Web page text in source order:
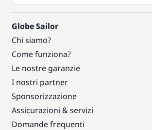
Globe Sailor
Chi siamo?
Come funziona?
Le nostre garanzie
I nostri partner
Sponsorizzazione
Assicurazioni & servizi
Domande frequenti